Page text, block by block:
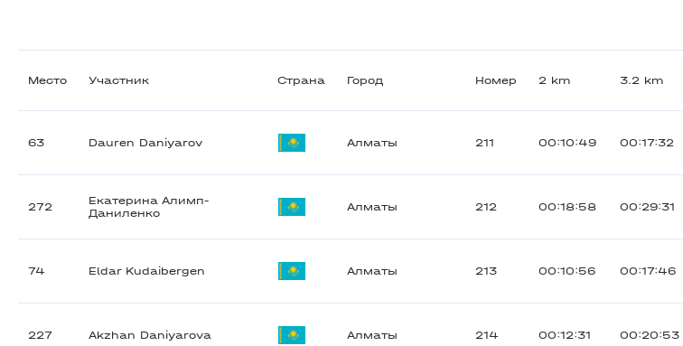
Место Участник Страна Город Номер 2 km 3.2 km
63 Dauren Daniyarov Алматы 211 00:10:49 00:17:32
272
Екатерина Алимп-
Даниленко
Алматы 212 00:18:58 00:29:31
74 Eldar Kudaibergen Алматы 213 00:10:56 00:17:46
227 Akzhan Daniyarova Алматы 214 00:12:31 00:20:53